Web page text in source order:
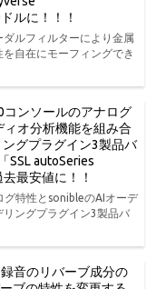
ルに！！！
ルフィルターにより金属
自在にモーフィングでき
コンソールのアナログ
オ分析機能を組み合
グプラグイン3製品バ
SSL autoSeries
最安値に！！
グ特性とsonibleのAIオーデ
ングプラグイン3製品バ
音のリバーブ成分の